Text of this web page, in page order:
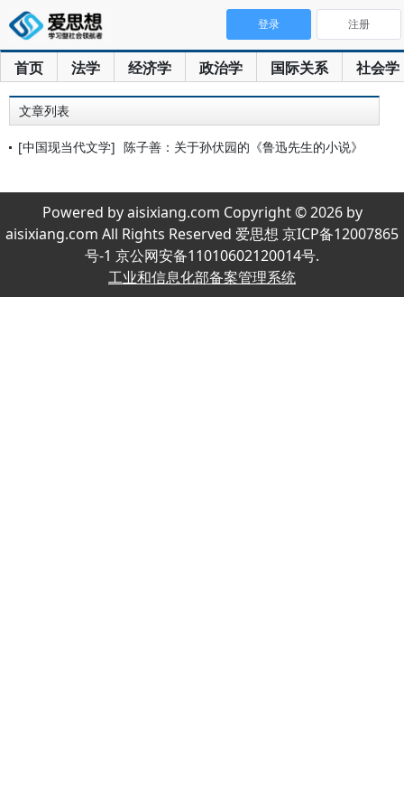
首页 法学 经济学 政治学 国际关系 社会学
登录 注册
文章列表
[中国现当代文学] 陈子善：关于孙伏园的《鲁迅先生的小说》
Powered by aisixiang.com Copyright © 2026 by
aisixiang.com All Rights Reserved 爱思想 京ICP备12007865
号-1 京公网安备11010602120014号.
工业和信息化部备案管理系统